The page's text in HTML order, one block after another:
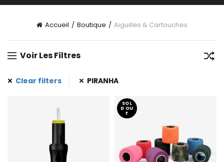
Accueil Boutique Aiguilles & Cartouches
Voir Les Filtres
Clear filters PIRANHA
SOL
D OU
T